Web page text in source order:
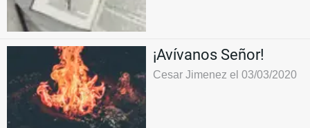
¡Avívanos Señor!
Cesar Jimenez el 03/03/2020